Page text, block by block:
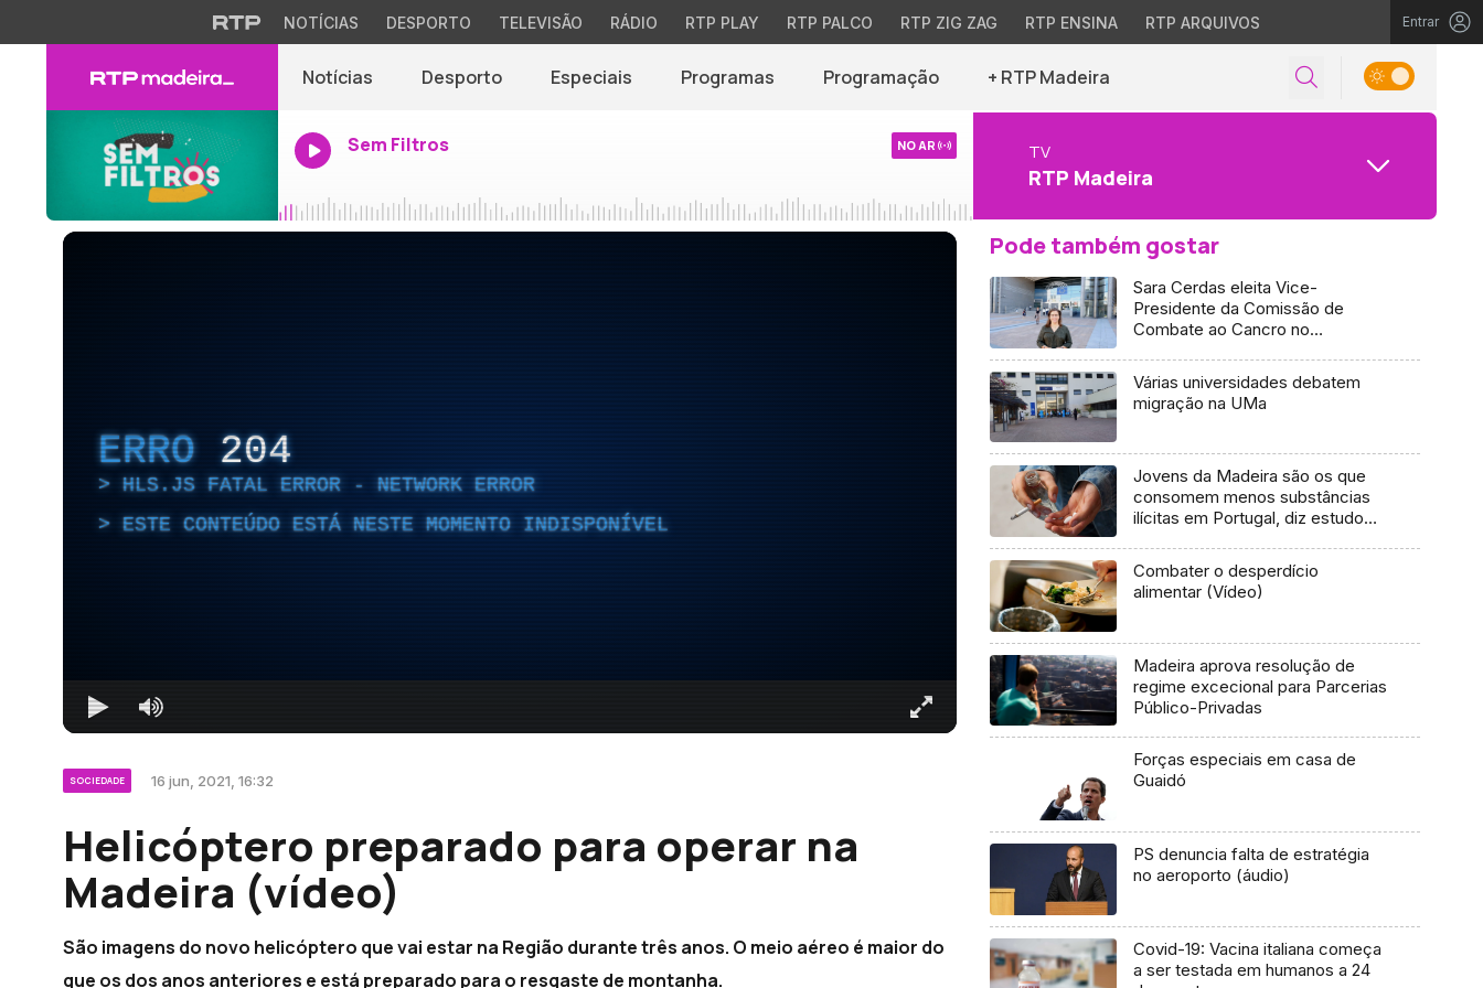
NOTÍCIAS DESPORTO TELEVISÃO RÁDIO RTP PLAY RTP PALCO RTP ZIG ZAG RTP ENSINA RTP ARQUIVOS Entrar
Notícias Desporto Especiais Programas Programação + RTP Madeira
Sem Filtros NO AR TV
RTP Madeira
ERRO 204
HLS.JS FATAL ERROR - NETWORK ERROR
ESTE CONTEÚDO ESTÁ NESTE MOMENTO INDISPONÍVEL
SOCIEDADE 16 jun, 2021, 16:32
Helicóptero preparado para operar na
Madeira (vídeo)
São imagens do novo helicóptero que vai estar na Região durante três anos. O meio aéreo é maior do
que os dos anos anteriores e está preparado para o resgaste de montanha.
Pode também gostar
Sara Cerdas eleita Vice-
Presidente da Comissão de
Combate ao Cancro no
Várias universidades debatem
migração na UMa
Jovens da Madeira são os que
consomem menos substâncias
ilícitas em Portugal, diz estudo
Combater o desperdício
alimentar (Vídeo)
Madeira aprova resolução de
regime excecional para Parcerias
Público-Privadas
Forças especiais em casa de
Guaidó
PS denuncia falta de estratégia
no aeroporto (áudio)
Covid-19: Vacina italiana começa
a ser testada em humanos a 24